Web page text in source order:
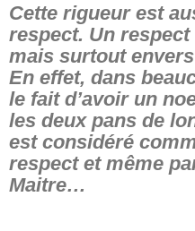
Cette rigueur est
respect. Un
mais surtout
En effet, dans
le fait d’avoir un
les deux pans de
est considéré
respect et même
Maitre…